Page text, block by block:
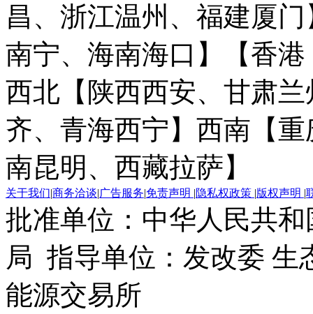
昌、浙江温州、福建厦门
南宁、海南海口】
【香
西北【陕西西安、甘肃
齐、青海西宁】 西南【
南昆明、西藏拉萨】
关于我们|商务洽谈|广告服务|免责声明 |隐私权政策 |版权声明 |
批准单位：中华人民共
局 指导单位：发改委 生
能源交易所